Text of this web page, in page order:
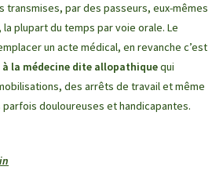
transmises, par des passeurs, eux-mêmes
plupart du temps par voie orale. Le
un acte médical, en revanche c’est
la médecine dite allopathiquequi
des arrêts de travail et même
douloureuses et handicapantes.